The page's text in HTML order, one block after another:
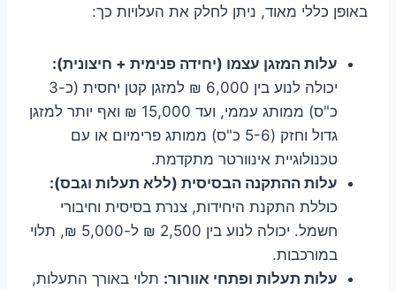
באופן כללי מאוד, ניתן לחלק את העלויות כך:
עלות המזגן עצמו (יחידה פנימית + חיצונית):
יכולה לנוע בין 6,000 ₪ למזגן קטן יחסית (כ-3
כ"ס) ממותג עממי, ועד 15,000 ₪ ואף יותר למזגן
גדול וחזק (5-6 כ"ס) ממותג פרימיום או עם
טכנולוגיית אינוורטר מתקדמת.
עלות ההתקנה הבסיסית (ללא תעלות וגבס):
כוללת התקנת היחידות, צנרת בסיסית וחיבורי
חשמל. יכולה לנוע בין 2,500 ₪ ל-5,000 ₪, תלוי
במורכבות.
עלות תעלות ופתחי אוורור: תלוי באורך התעלות,